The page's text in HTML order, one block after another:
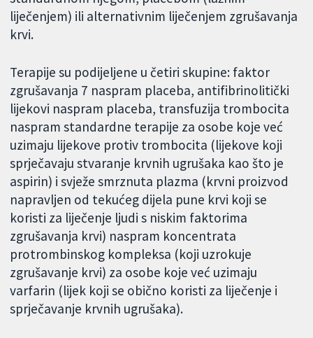
liječenjem) ili alternativnim liječenjem zgrušavanja
krvi.
Terapije su podijeljene u četiri skupine: faktor
zgrušavanja 7 naspram placeba, antifibrinolitički
lijekovi naspram placeba, transfuzija trombocita
naspram standardne terapije za osobe koje već
uzimaju lijekove protiv trombocita (lijekove koji
sprječavaju stvaranje krvnih ugrušaka kao što je
aspirin) i svježe smrznuta plazma (krvni proizvod
napravljen od tekućeg dijela pune krvi koji se
koristi za liječenje ljudi s niskim faktorima
zgrušavanja krvi) naspram koncentrata
protrombinskog kompleksa (koji uzrokuje
zgrušavanje krvi) za osobe koje već uzimaju
varfarin (lijek koji se obično koristi za liječenje i
sprječavanje krvnih ugrušaka).